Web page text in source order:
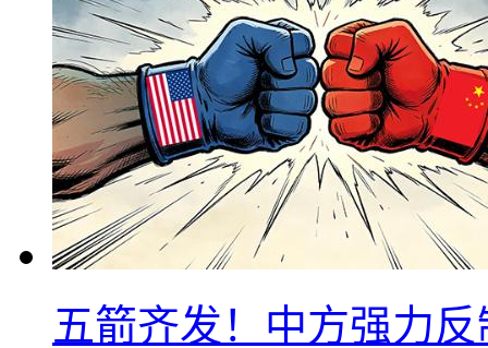
五箭齐发！中方强力